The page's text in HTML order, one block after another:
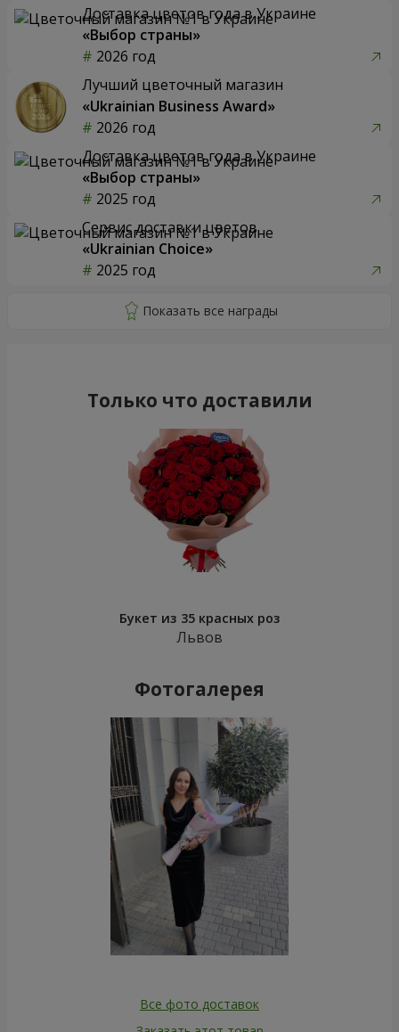
Доставка цветов года в Украине
«Выбор страны»
2026 год
Лучший цветочный магазин
«Ukrainian Business Award»
2026 год
Доставка цветов года в Украине
«Выбор страны»
2025 год
Сервис доставки цветов
«Ukrainian Choice»
2025 год
Только что доставили
Букет из 35 красных роз
Львов
Фотогалерея
Все фото доставок